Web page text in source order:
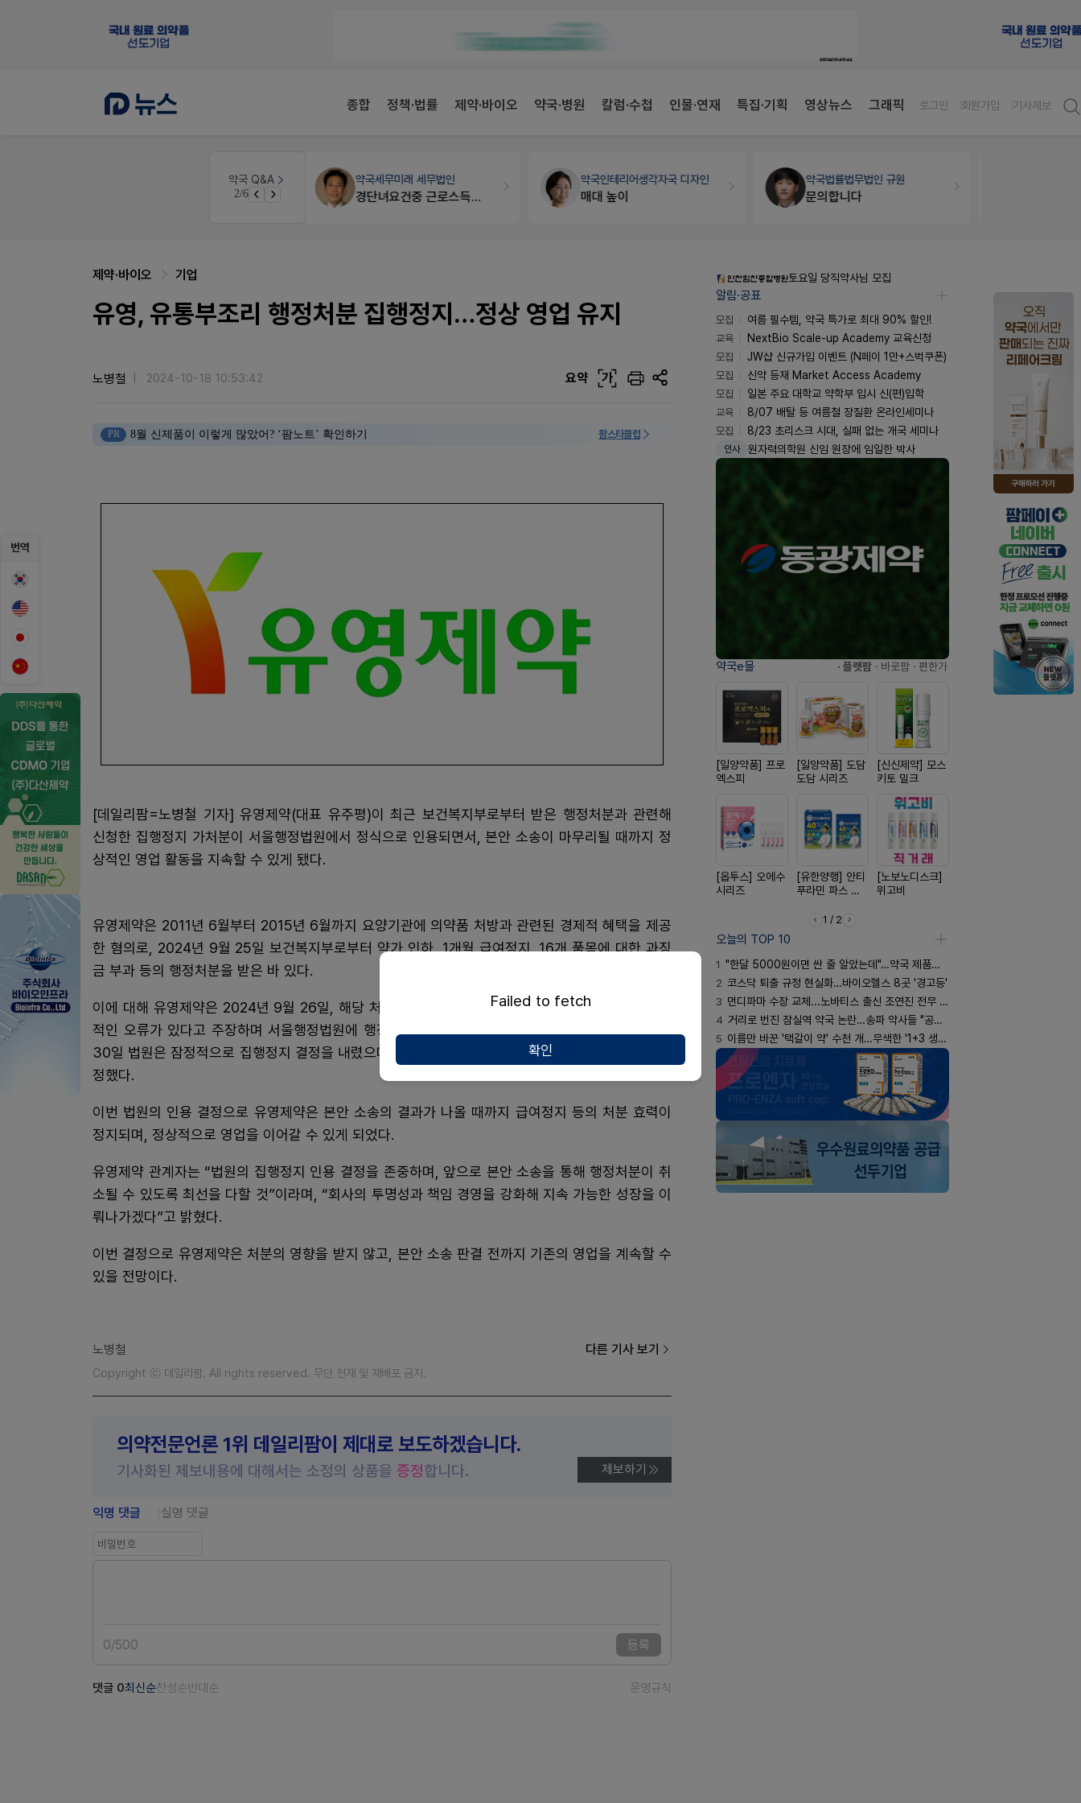
종합 정책·법률 제약·바이오 약국·병원 칼럼·수첩 인물·연재 특집·기획 영상뉴스 그래픽 로그인 회원가입 기사제보
약국 Q&A
3/6
경단녀요건중 근로스득원천징수액
약국인테리어생각자국 디자인
매대 높이
약국법률법무법인 규원
문의합니다
세무·노무팜텍스
번역
제약·바이오 기업
유영, 유통부조리 행정처분 집행정지…정상 영업 유지
노병철 2024-10-18 10:53:42 요약 가
PR 8월 신제품이 이렇게 많았어? ‘팜노트’ 확인하기 팜스타클럽
[데일리팜=노병철 기자] 유영제약(대표 유주평)이 최근 보건복지부로부터 받은 행정처분과 관련해
신청한 집행정지 가처분이 서울행정법원에서 정식으로 인용되면서, 본안 소송이 마무리될 때까지 정
상적인 영업 활동을 지속할 수 있게 됐다.
유영제약은 2011년 6월부터 2015년 6월까지 요양기관에 의약품 처방과 관련된 경제적 혜택을 제공
한 혐의로, 2024년 9월 25일 보건복지부로부터 약가 인하, 1개월 급여정지, 16개 품목에 대한 과징
금 부과 등의 행정처분을 받은 바 있다.
이에 대해 유영제약은 2024년 9월 26일, 해당 처분이 지나치게 과도하며, 조사 과정과 결과에 근본
적인 오류가 있다고 주장하며 서울행정법원에 행정처분 집행정지와 처분 취소소송을 제기했다. 9월
30일 법원은 잠정적으로 집행정지 결정을 내렸으며, 10월 16일 최종적으로 집행정지 인용 결정을 확
정했다.
이번 법원의 인용 결정으로 유영제약은 본안 소송의 결과가 나올 때까지 급여정지 등의 처분 효력이
정지되며, 정상적으로 영업을 이어갈 수 있게 되었다.
유영제약 관계자는 “법원의 집행정지 인용 결정을 존중하며, 앞으로 본안 소송을 통해 행정처분이 취
소될 수 있도록 최선을 다할 것”이라며, “회사의 투명성과 책임 경영을 강화해 지속 가능한 성장을 이
뤄나가겠다”고 밝혔다.
이번 결정으로 유영제약은 처분의 영향을 받지 않고, 본안 소송 판결 전까지 기존의 영업을 계속할 수
있을 전망이다.
노병철 다른 기사 보기
Copyright ⓒ 데일리팜. All rights reserved. 무단 전재 및 재배포 금지.
의약전문언론 1위 데일리팜이 제대로 보도하겠습니다.
기사화된 제보내용에 대해서는 소정의 상품을 증정합니다. 제보하기
익명 댓글 실명 댓글
0/500 등록
댓글 0최신순찬성순반대순 운영규칙
토요일 당직약사님 모집
알림·공표
모집
여름 필수템, 약국 특가로 최대 90% 할인!
교육
NextBio Scale-up Academy 교육신청
모집
JW샵 신규가입 이벤트 (N페이 1만+스벅쿠폰)
모집
신약 등재 Market Access Academy
모집
일본 주요 대학교 약학부 입시 신(편)입학
교육
8/07 배탈 등 여름철 장질환 온라인세미나
모집
8/23 초리스크 시대, 실패 없는 개국 세미나
인사 원자력의학원 신임 원장에 임일한 박사
약국e몰 · 플랫팜 · 바로팜 · 편한가
[일양약품] 프로
엑스피
[일양약품] 도담
도담 시리즈
[신신제약] 모스
키토 밀크
[옵투스] 오에수
시리즈
[유한양행] 안티
푸라민 파스 시
[노보노디스크]
위고비
1 / 2
오늘의 TOP 10
1 "한달 5000원이면 싼 줄 알았는데"…약국 제품과 비교해보니
2 코스닥 퇴출 규정 현실화…바이오헬스 8곳 '경고등'
3 먼디파마 수장 교체...노바티스 출신 조연진 전무 내정
4 거리로 번진 잠실역 약국 논란…송파 약사들 "공공성 훼손"
5 이름만 바꾼 '택갈이 약' 수천 개…무색한 '1+3 생동'
Failed to fetch
확인